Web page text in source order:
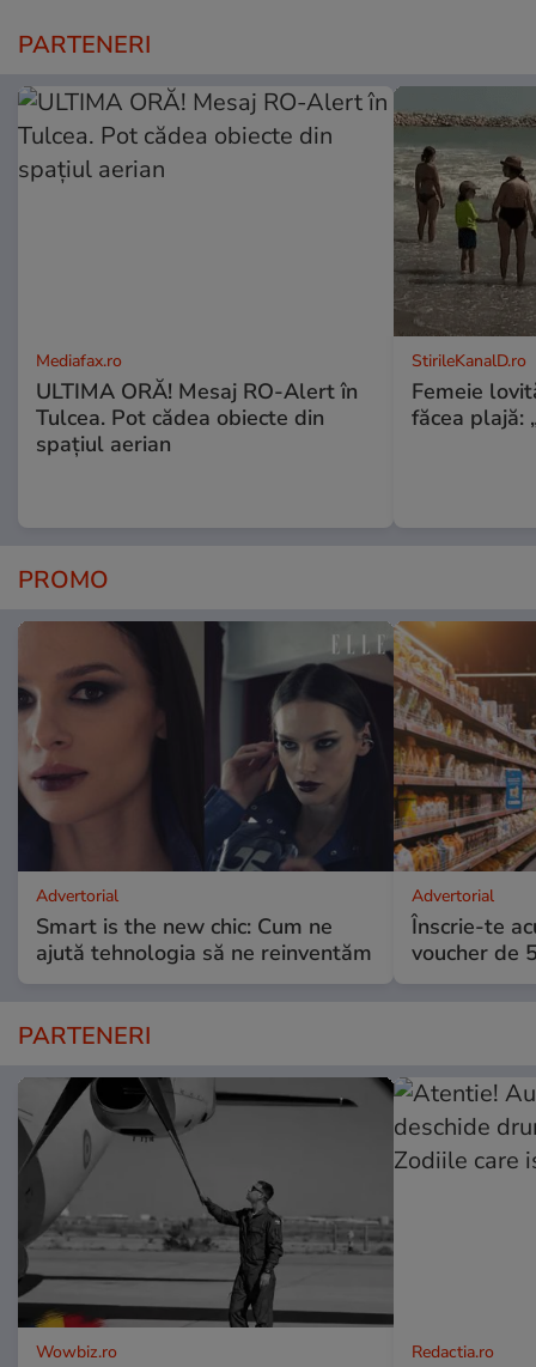
PARTENERI
Mediafax.ro
ULTIMA ORĂ! Mesaj RO-Alert în
Tulcea. Pot cădea obiecte din
spațiul aerian
StirileKanalD.ro
Femeie
făcea plajă:
PROMO
Advertorial
Smart is the new chic: Cum ne
ajută tehnologia să ne reinventăm
Advertorial
Înscrie-te
voucher de
PARTENERI
Wowbiz.ro Redactia.ro